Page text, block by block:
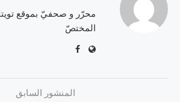
محرّر و صحفيّ بموقع
المختصّ
المنشور السابق